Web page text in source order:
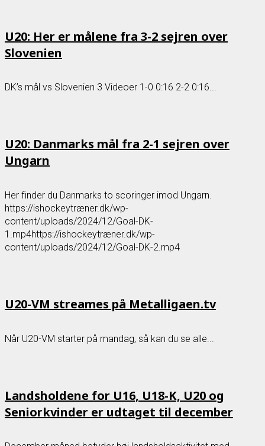
U20: Her er målene fra 3-2 sejren over
Slovenien
DK’s mål vs Slovenien 3 Videoer 1-0 0:16 2-2 0:16...
U20: Danmarks mål fra 2-1 sejren over
Ungarn
Her finder du Danmarks to scoringer imod Ungarn.
https://ishockeytræner.dk/wp-
content/uploads/2024/12/Goal-DK-
1.mp4https://ishockeytræner.dk/wp-
content/uploads/2024/12/Goal-DK-2.mp4
U20-VM streames på Metalligaen.tv
Når U20-VM starter på mandag, så kan du se alle...
Landsholdene for U16, U18-K, U20 og
Seniorkvinder er udtaget til december